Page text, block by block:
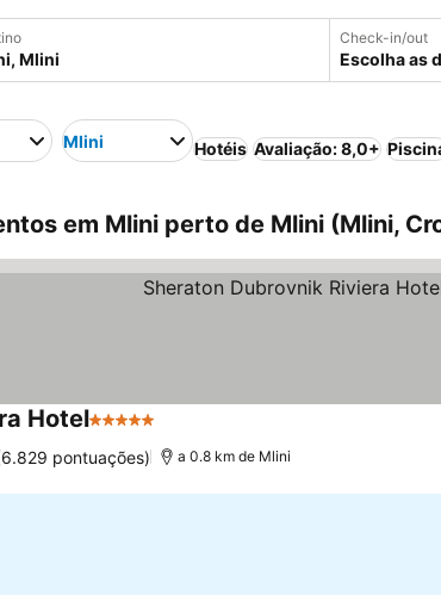
Check-in/out
Escolha as
Mlini Hotéis Avaliação: 8,0+
em Mlini perto de Mlini (Mlini,
Hotel5 Estrelas
pontuações) a 0.8 km de Mlini